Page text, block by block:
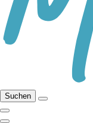
Suchen